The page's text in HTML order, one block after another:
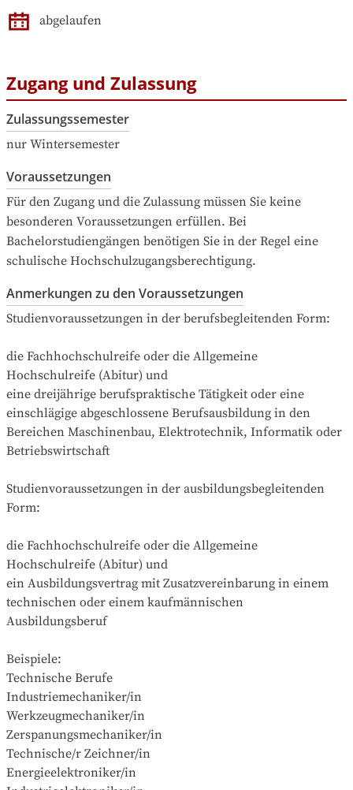
abgelaufen
Zugang und Zulassung
Zulassungssemester
nur Wintersemester
Voraussetzungen
Für den Zugang und die Zulassung müssen Sie keine
besonderen Voraussetzungen erfüllen. Bei
Bachelorstudiengängen benötigen Sie in der Regel eine
schulische Hochschulzugangsberechtigung.
Anmerkungen zu den Voraussetzungen
Studienvoraussetzungen in der berufsbegleitenden Form:
die Fachhochschulreife oder die Allgemeine
Hochschulreife (Abitur) und
eine dreijährige berufspraktische Tätigkeit oder eine
einschlägige abgeschlossene Berufsausbildung in den
Bereichen Maschinenbau, Elektrotechnik, Informatik oder
Betriebswirtschaft
Studienvoraussetzungen in der ausbildungsbegleitenden
Form:
die Fachhochschulreife oder die Allgemeine
Hochschulreife (Abitur) und
ein Ausbildungsvertrag mit Zusatzvereinbarung in einem
technischen oder einem kaufmännischen
Ausbildungsberuf
Beispiele:
Technische Berufe
Industriemechaniker/in
Werkzeugmechaniker/in
Zerspanungsmechaniker/in
Technische/r Zeichner/in
Energieelektroniker/in